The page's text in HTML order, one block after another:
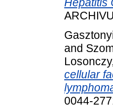
Hepatitis
and
cellular
0044-